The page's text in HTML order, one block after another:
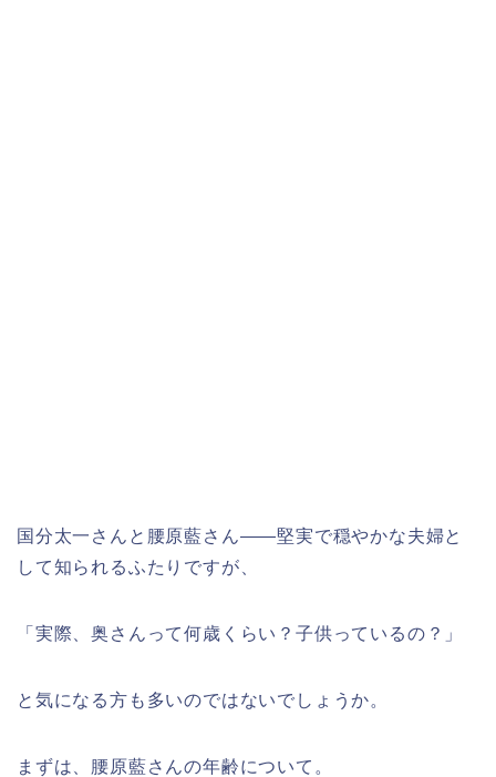
国分太一さんと腰原藍さん――堅実で穏やかな夫婦と
して知られるふたりですが、
「実際、奥さんって何歳くらい？子供っているの？」
と気になる方も多いのではないでしょうか。
まずは、腰原藍さんの年齢について。